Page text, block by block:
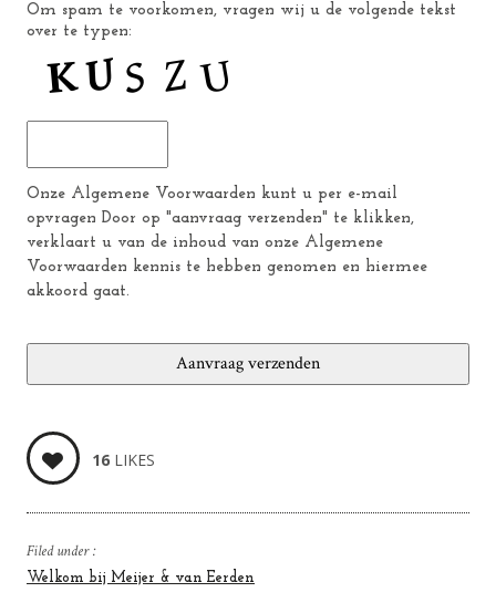
Om spam te voorkomen, vragen wij u de volgende tekst
over te typen:
Onze Algemene Voorwaarden kunt u per e-mail
opvragen Door op "aanvraag verzenden" te klikken,
verklaart u van de inhoud van onze Algemene
Voorwaarden kennis te hebben genomen en hiermee
akkoord gaat.
16LIKES
Filed under :
Welkom bij Meijer & van Eerden